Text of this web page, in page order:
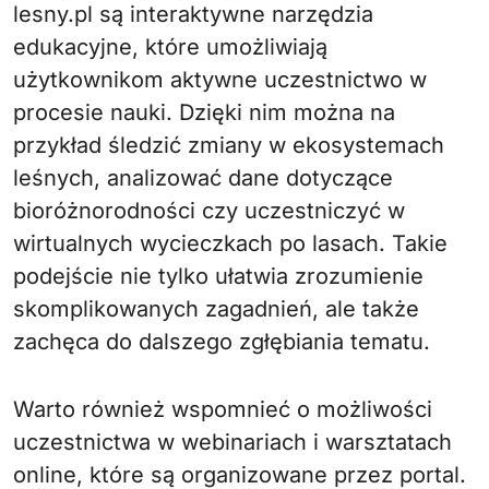
lesny.pl są interaktywne narzędzia
edukacyjne, które umożliwiają
użytkownikom aktywne uczestnictwo w
procesie nauki. Dzięki nim można na
przykład śledzić zmiany w ekosystemach
leśnych, analizować dane dotyczące
bioróżnorodności czy uczestniczyć w
wirtualnych wycieczkach po lasach. Takie
podejście nie tylko ułatwia zrozumienie
skomplikowanych zagadnień, ale także
zachęca do dalszego zgłębiania tematu.
Warto również wspomnieć o możliwości
uczestnictwa w webinariach i warsztatach
online, które są organizowane przez portal.